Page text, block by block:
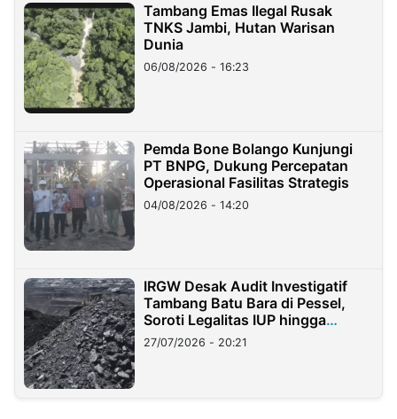
Tambang Emas Ilegal Rusak
TNKS Jambi, Hutan Warisan
Dunia
06/08/2026 - 16:23
Pemda Bone Bolango Kunjungi
PT BNPG, Dukung Percepatan
Operasional Fasilitas Strategis
04/08/2026 - 14:20
IRGW Desak Audit Investigatif
Tambang Batu Bara di Pessel,
Soroti Legalitas IUP hingga
Stockpile
27/07/2026 - 20:21